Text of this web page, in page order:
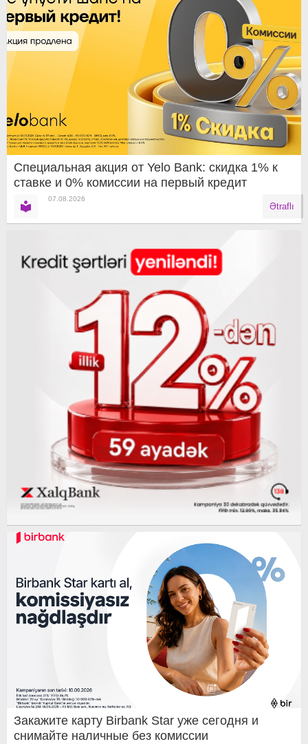
Специальная акция от Yelo Bank: скидка 1% к
ставке и 0% комиссии на первый кредит
07.08.2026
Ətraflı
Закажите карту Birbank Star уже сегодня и
снимайте наличные без комиссии